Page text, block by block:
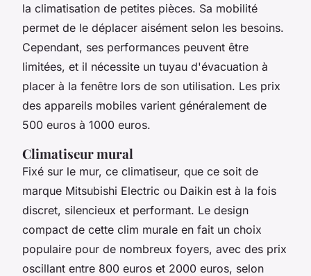
la climatisation de petites pièces. Sa mobilité
permet de le déplacer aisément selon les besoins.
Cependant, ses performances peuvent être
limitées, et il nécessite un tuyau d'évacuation à
placer à la fenêtre lors de son utilisation. Les prix
des appareils mobiles varient généralement de
500 euros à 1000 euros.
Climatiseur mural
Fixé sur le mur, ce climatiseur, que ce soit de
marque Mitsubishi Electric ou Daikin est à la fois
discret, silencieux et performant. Le design
compact de cette clim murale en fait un choix
populaire pour de nombreux foyers, avec des prix
oscillant entre 800 euros et 2000 euros, selon